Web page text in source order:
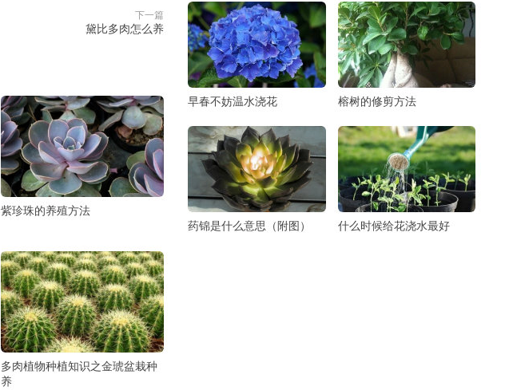
下一篇
黛比多肉怎么养
紫珍珠的养殖方法
多肉植物种植知识之金琥盆栽种
养
早春不妨温水浇花 榕树的修剪方法
药锦是什么意思（附图） 什么时候给花浇水最好